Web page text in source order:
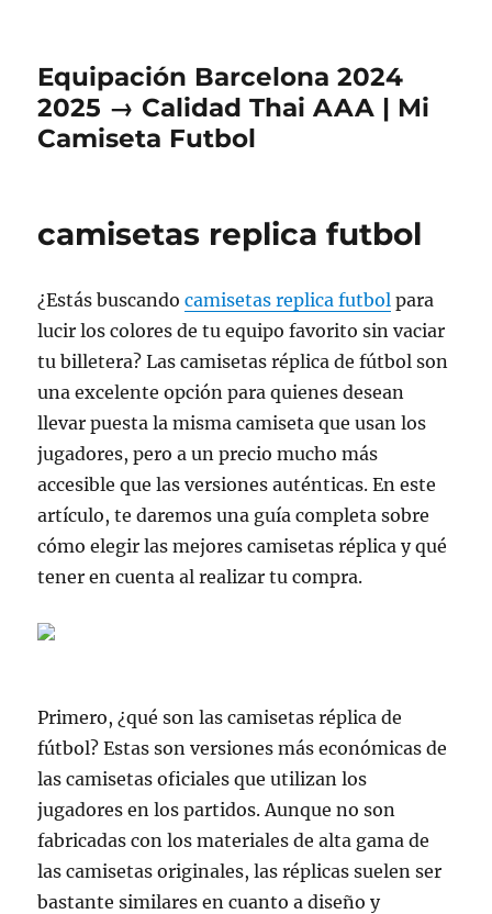
Equipación Barcelona 2024
2025 → Calidad Thai AAA | Mi
Camiseta Futbol
camisetas replica futbol
¿Estás buscandocamisetas replica futbol para
lucir los colores de tu equipo favorito sin vaciar
tu billetera? Las camisetas réplica de fútbol son
una excelente opción para quienes desean
llevar puesta la misma camiseta que usan los
jugadores, pero a un precio mucho más
accesible que las versiones auténticas. En este
artículo, te daremos una guía completa sobre
cómo elegir las mejores camisetas réplica y qué
tener en cuenta al realizar tu compra.
Primero, ¿qué son las camisetas réplica de
fútbol? Estas son versiones más económicas de
las camisetas oficiales que utilizan los
jugadores en los partidos. Aunque no son
fabricadas con los materiales de alta gama de
las camisetas originales, las réplicas suelen ser
bastante similares en cuanto a diseño y